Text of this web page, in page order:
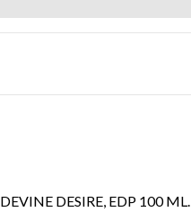
DEVINE DESIRE, EDP 100 ML.